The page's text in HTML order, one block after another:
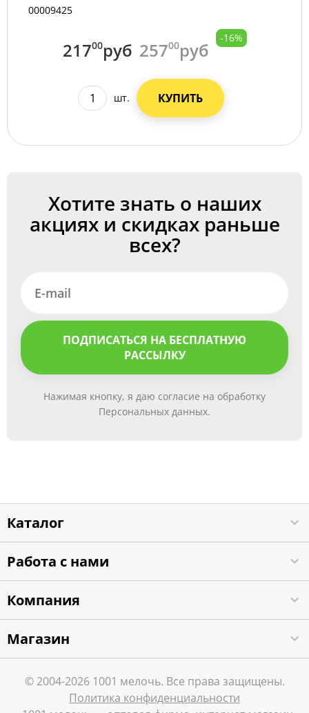
00009425
21700руб 25700руб
-16%
шт. КУПИТЬ
Хотите знать о наших
акциях и скидках раньше
всех?
ПОДПИСАТЬСЯ НА БЕСПЛАТНУЮ
РАССЫЛКУ
Нажимая кнопку, я даю согласие на обработку
Персональных данных.
Каталог
Работа с нами
Компания
Магазин
© 2004-2026 1001 мелочь. Все права защищены.
Политика конфиденциальности